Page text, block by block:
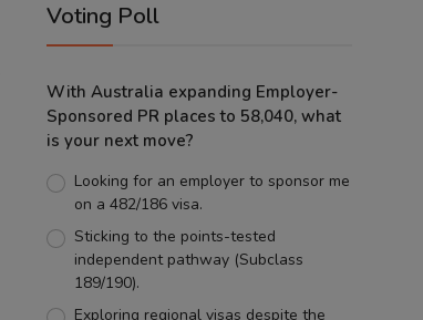
Voting Poll
With Australia expanding Employer-
Sponsored PR places to 58,040, what
is your next move?
Looking for an employer to sponsor me
on a 482/186 visa.
Sticking to the points-tested
independent pathway (Subclass
189/190).
Exploring regional visas despite the